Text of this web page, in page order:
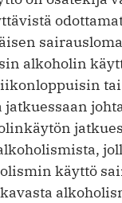
alkoholin
käyttö